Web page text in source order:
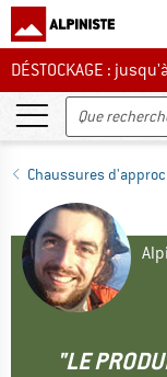
DÉSTOCKAGE : jusqu'à
DÉSTOCKAGE :
Chaussures
"LE